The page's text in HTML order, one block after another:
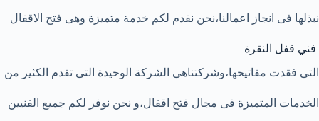
نبذلها فى انجاز اعمالنا،نحن نقدم لكم خدمة متميزة وهى فتح الاقفال
فني قفل النقرة
التى فقدت مفاتيحها،وشركتناهى الشركة الوحيدة التى تقدم الكثير من
الخدمات المتميزة فى مجال فتح اقفال،و نحن نوفر لكم جميع الفنيين